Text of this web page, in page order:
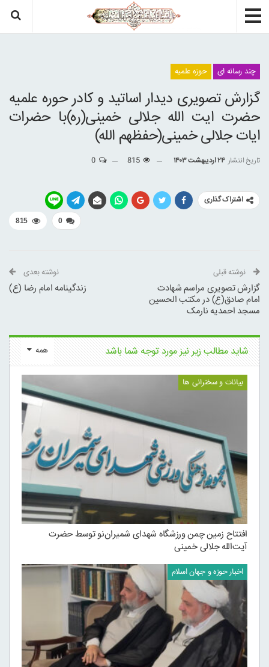
چند رسانه ای حوزه علمیه
گزارش تصویری دیدار اساتید و کادر حوره علمیه
حضرت ایت الله جلالی خمینی(ره)با حضرات
ایات جلالی خمینی(حفظهم الله)
تاریخ انتشار ۲۴ اردیبهشت ۱۴۰۳ 815
اشتراک گذاری
0
815
نوشته قبلی
گزارش تصویری مراسم شهادت
امام صادق(ع) در مکتب الحسین
مسجد احمدیه نارمک
نوشته بعدی
زندگینامه امام رضا (ع)
همه شاید مطالب زیر نیز مورد توجه شما باشد
بیانات و سخنرانی ها
افتتاح زمین چمن ورزشگاه شهدای شمیران‌نو توسط حضرت
آیت‌الله جلالی خمینی
اخبار حوزه و جهان اسلام